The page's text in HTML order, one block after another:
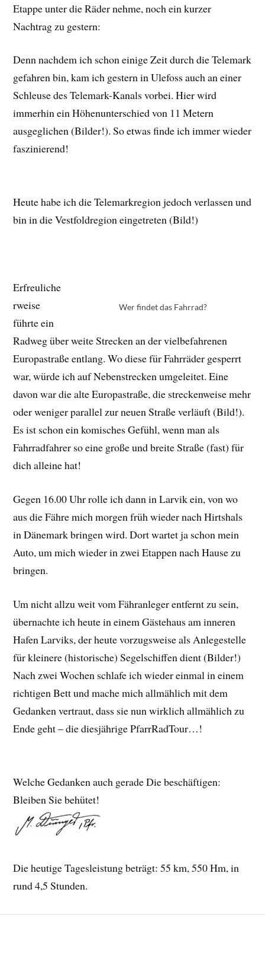
Etappe unter die Räder nehme, noch ein kurzer
Nachtrag zu gestern:
Denn nachdem ich schon einige Zeit durch die Telemark
gefahren bin, kam ich gestern in Ulefoss auch an einer
Schleuse des Telemark-Kanals vorbei. Hier wird
immerhin ein Höhenunterschied von 11 Metern
ausgeglichen (Bilder!). So etwas finde ich immer wieder
faszinierend!
Heute habe ich die Telemarkregion jedoch verlassen und
bin in die Vestfoldregion eingetreten (Bild!)
Wer findet das Fahrrad?
Erfreuliche
rweise
führte ein
Radweg über weite Strecken an der vielbefahrenen
Europastraße entlang. Wo diese für Fahrräder gesperrt
war, würde ich auf Nebenstrecken umgeleitet. Eine
davon war die alte Europastraße, die streckenweise mehr
oder weniger parallel zur neuen Straße verläuft (Bild!).
Es ist schon ein komisches Gefühl, wenn man als
Fahrradfahrer so eine große und breite Straße (fast) für
dich alleine hat!
Gegen 16.00 Uhr rolle ich dann in Larvik ein, von wo
aus die Fähre mich morgen früh wieder nach Hirtshals
in Dänemark bringen wird. Dort wartet ja schon mein
Auto, um mich wieder in zwei Etappen nach Hause zu
bringen.
Um nicht allzu weit vom Fähranleger entfernt zu sein,
übernachte ich heute in einem Gästehaus am inneren
Hafen Larviks, der heute vorzugsweise als Anlegestelle
für kleinere (historische) Segelschiffen dient (Bilder!)
Nach zwei Wochen schlafe ich wieder einmal in einem
richtigen Bett und mache mich allmählich mit dem
Gedanken vertraut, dass sie nun wirklich allmählich zu
Ende geht – die diesjährige PfarrRadTour…!
Welche Gedanken auch gerade Die beschäftigen:
Bleiben Sie behütet!
Die heutige Tagesleistung beträgt: 55 km, 550 Hm, in
rund 4,5 Stunden.